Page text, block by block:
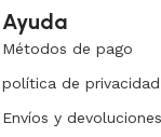
Ayuda
Métodos de pago
política de privacidad
Envíos y devoluciones